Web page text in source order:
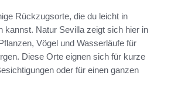
Rückzugsorte, die du leicht in
kannst. Natur Sevilla zeigt sich hier in
Vögel und Wasserläufe für
Diese Orte eignen sich für kurze
oder für einen ganzen